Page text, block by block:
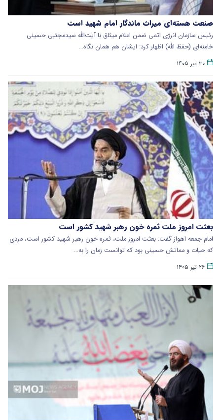
صنعت هسته‌ای میراث ماندگار امام شهید است
رئیس سازمان انرژی اتمی ضمن اعلام میثاق با آیت‌الله سیدمجتبی حسینی
خامنه‌ای (حفظ الله) اظهار کرد: ایشان هم همان نگاه…
۳۰ تیر ۱۴۰۵
بعثت امروز ملت ثمره خون رهبر شهید کشور است
امام جمعه اهواز گفت: بعثت امروز ملت، ثمره خون رهبر شهید کشور است، مردی
که حیات و مماتش حسینی بود که توانست زمان را به…
۲۶ تیر ۱۴۰۵